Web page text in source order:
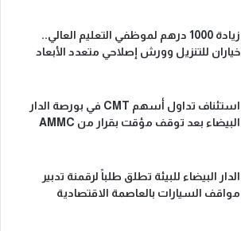
زيادة 1000 درهم لموظفي التعليم العالي..
خياران للتنزيل وورش إصلاحي متعدد الأبعاد
استئناف تداول أسهم CMT في بورصة الدار
البيضاء بعد توقف مؤقت بقرار من AMMC
الدار البيضاء للبيئة تطلق طلباً لرقمنة تدبير
مواقف السيارات بالعاصمة الاقتصادية